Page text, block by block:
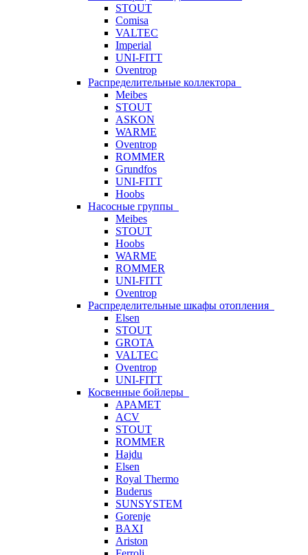
STOUT
Comisa
VALTEC
Imperial
UNI-FITT
Oventrop
Распределительные коллектора
Meibes
STOUT
ASKON
WARME
Oventrop
ROMMER
Grundfos
UNI-FITT
Hoobs
Насосные группы
Meibes
STOUT
Hoobs
WARME
ROMMER
UNI-FITT
Oventrop
Распределительные шкафы отопления
Elsen
STOUT
GROTA
VALTEC
Oventrop
UNI-FITT
Косвенные бойлеры
APAMET
ACV
STOUT
ROMMER
Hajdu
Elsen
Royal Thermo
Buderus
SUNSYSTEM
Gorenje
BAXI
Ariston